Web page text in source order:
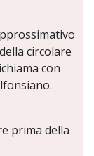
circolare
con
prima della